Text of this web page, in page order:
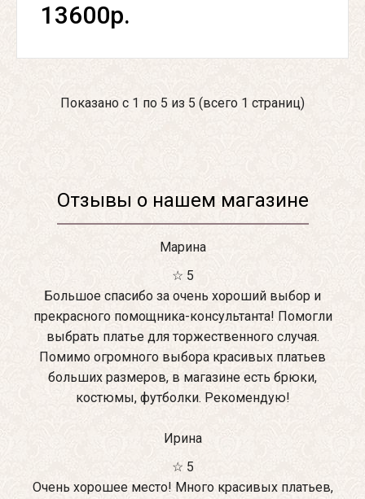
13600р.
Показано с 1 по 5 из 5 (всего 1 страниц)
Отзывы о нашем магазине
Марина
☆ 5
Большое спасибо за очень хороший выбор и
прекрасного помощника-консультанта! Помогли
выбрать платье для торжественного случая.
Помимо огромного выбора красивых платьев
больших размеров, в магазине есть брюки,
костюмы, футболки. Рекомендую!
Ирина
☆ 5
Очень хорошее место! Много красивых платьев,